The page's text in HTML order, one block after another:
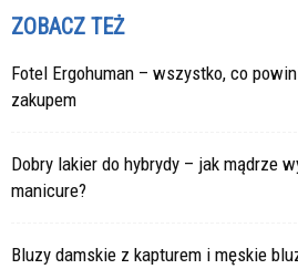
ZOBACZ TEŻ
Fotel Ergohuman – wszystko, co
zakupem
Dobry lakier do hybrydy – jak mądrze
manicure?
Bluzy damskie z kapturem i męskie